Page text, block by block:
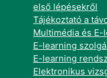
első lépésekről
Tájékoztató a
Multimédia és
E-learning
E-learning
Elektronikus